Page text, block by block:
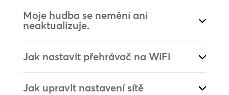
Moje hudba se nemění ani
neaktualizuje.
Jak nastavit přehrávač na WiFi
Jak upravit nastavení sítě